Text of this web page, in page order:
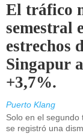
El tráfico
semestral
estrechos
Singapur
+3,7%.
Puerto Klang
Solo en el
se registró una